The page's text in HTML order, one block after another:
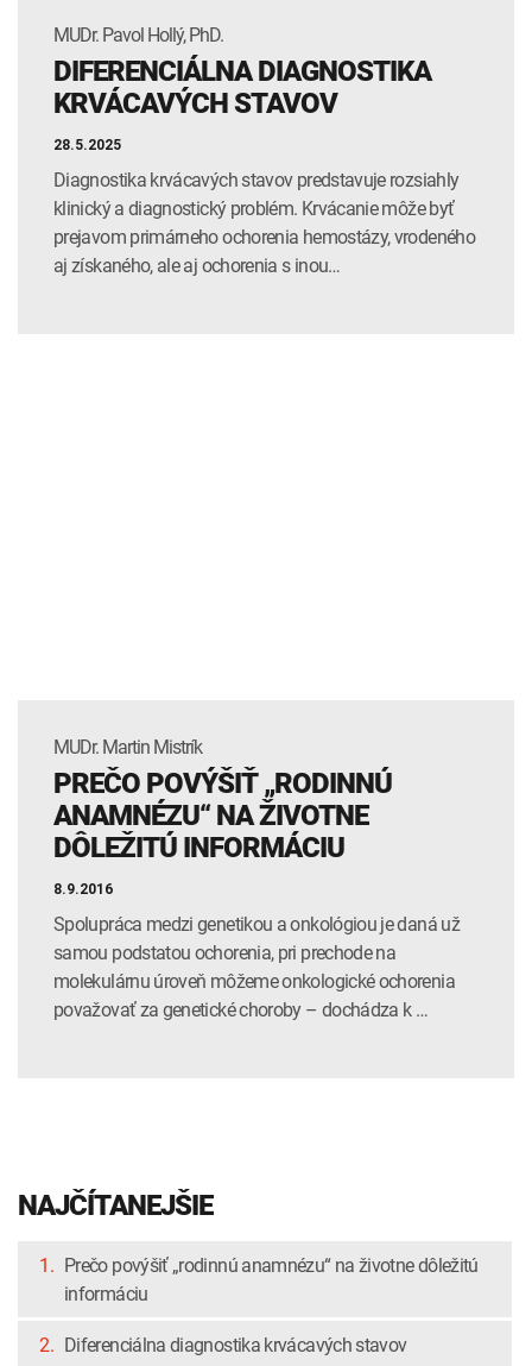
MUDr. Pavol Hollý, PhD.
DIFERENCIÁLNA DIAGNOSTIKA
KRVÁCAVÝCH STAVOV
28.5.2025
Diagnostika krvácavých stavov predstavuje rozsiahly
klinický a diagnostický problém. Krvácanie môže byť
prejavom primárneho ochorenia hemostázy, vrodeného
aj získaného, ale aj ochorenia s inou…
MUDr. Martin Mistrík
PREČO POVÝŠIŤ „RODINNÚ
ANAMNÉZU“ NA ŽIVOTNE
DÔLEŽITÚ INFORMÁCIU
8.9.2016
Spolupráca medzi genetikou a onkológiou je daná už
samou podstatou ochorenia, pri prechode na
molekulárnu úroveň môžeme onkologické ochorenia
považovať za genetické choroby – dochádza k …
NAJČÍTANEJŠIE
1. Prečo povýšiť „rodinnú anamnézu“ na životne dôležitú
informáciu
2. Diferenciálna diagnostika krvácavých stavov